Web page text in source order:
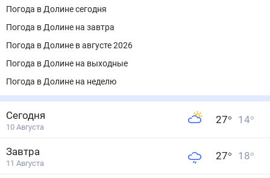
Погода в Долине сегодня
Погода в Долине на завтра
Погода в Долине в августе 2026
Погода в Долине на выходные
Погода в Долине на неделю
Сегодня
10 Августа
27° 14°
Завтра
11 Августа
27° 18°